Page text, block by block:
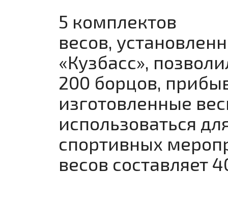
5 комплектов
весов,
«Кузбасс»,
200 борцов,
изготовленные
использоваться
спортивных
весов составляет